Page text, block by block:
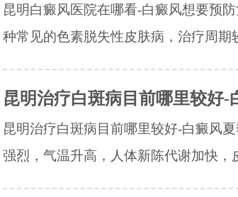
昆明白癜风医院在哪看-白癜风想要预
种常见的色素脱失性皮肤病，治疗周期
昆明治疗白斑病目前哪里较好-
昆明治疗白斑病目前哪里较好-白癜风
强烈，气温升高，人体新陈代谢加快，